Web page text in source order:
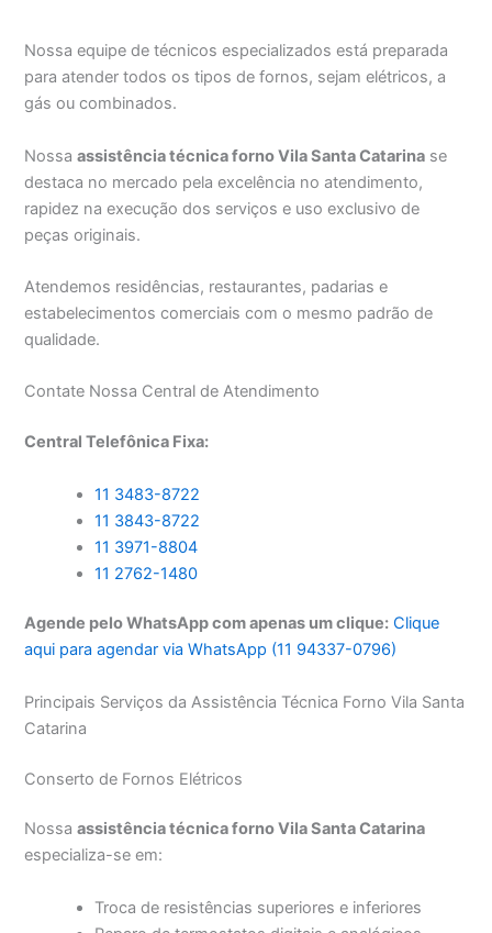
Nossa equipe de técnicos especializados está preparada
para atender todos os tipos de fornos, sejam elétricos, a
gás ou combinados.
Nossaassistência técnica forno Vila Santa Catarina se
destaca no mercado pela excelência no atendimento,
rapidez na execução dos serviços e uso exclusivo de
peças originais.
Atendemos residências, restaurantes, padarias e
estabelecimentos comerciais com o mesmo padrão de
qualidade.
Contate Nossa Central de Atendimento
Central Telefônica Fixa:
11 3483-8722
11 3843-8722
11 3971-8804
11 2762-1480
Agende pelo WhatsApp com apenas um clique: Clique
aqui para agendar via WhatsApp (11 94337-0796)
Principais Serviços da Assistência Técnica Forno Vila Santa
Catarina
Conserto de Fornos Elétricos
Nossaassistência técnica forno Vila Santa Catarina
especializa-se em:
Troca de resistências superiores e inferiores